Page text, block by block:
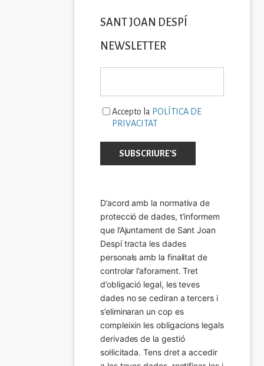
SANT JOAN DESPÍ
NEWSLETTER
Accepto la POLÍTICA DE
PRIVACITAT
D’acord amb la normativa de
protecció de dades, t’informem
que l’Ajuntament de Sant Joan
Despí tracta les dades
personals amb la finalitat de
controlar l’aforament. Tret
d’obligació legal, les teves
dades no se cediran a tercers i
s’eliminaran un cop es
compleixin les obligacions legals
derivades de la gestió
sol·licitada. Tens dret a accedir